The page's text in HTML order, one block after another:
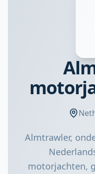
Almtrawler,
motorjachten,